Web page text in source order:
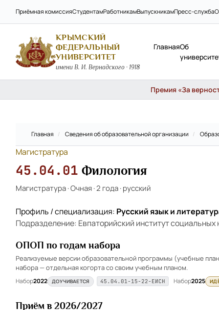
Приёмная комиссияСтудентамРаботникамВыпускникамПресс-служба
КРЫМСКИЙ
ФЕДЕРАЛЬНЫЙ
УНИВЕРСИТЕТ
имени В. И. Вернадского · 1918
ГлавнаяОб
Премия «За
Главная / Сведения об образовательной организации /
Магистратура
45.04.01 Филология
Магистратура·Очная·2 года·русский
Профиль / специализация: Русский язык и
Подразделение: Евпаторийский институт социальных
ОПОП по годам набора
Реализуемые версии образовательной программы (учебные
набора — отдельная когорта со своим учебным планом.
Набор2022 ДОУЧИВАЕТСЯ 45.04.01-15-22-ЕИСН Набор2025
Приём в 2026/2027